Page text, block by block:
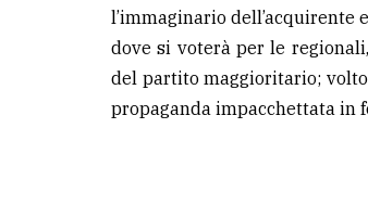
l’immaginario dell’acquirente
dove si voterà per le
del partito maggioritario;
propaganda impacchettata in